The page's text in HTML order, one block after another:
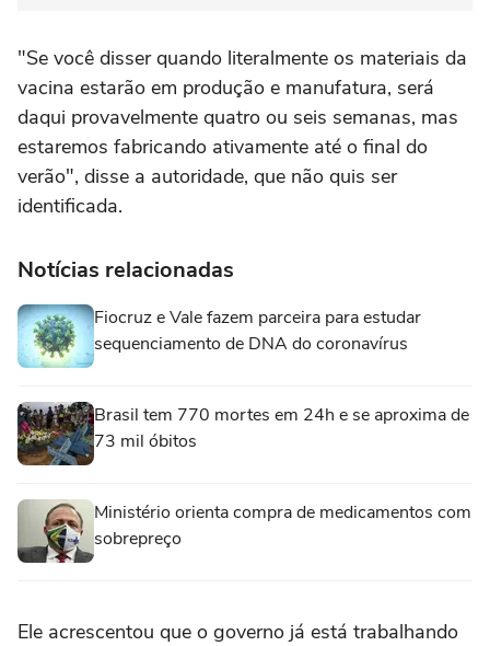
"Se você disser quando literalmente os materiais da
vacina estarão em produção e manufatura, será
daqui provavelmente quatro ou seis semanas, mas
estaremos fabricando ativamente até o final do
verão", disse a autoridade, que não quis ser
identificada.
Notícias relacionadas
Fiocruz e Vale fazem parceira para estudar
sequenciamento de DNA do coronavírus
Brasil tem 770 mortes em 24h e se aproxima de
73 mil óbitos
Ministério orienta compra de medicamentos com
sobrepreço
Ele acrescentou que o governo já está trabalhando